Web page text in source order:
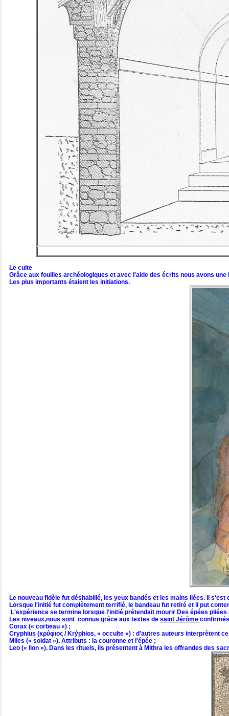
Le culte
Grâce aux fouilles archéologiques et avec l'aide des écrits nous avons
Les plus importants étaient les initiations.
Le nouveau fidèle fut déshabillé, les yeux bandés et les mains liées. Il
Lorsque l'initié fut complètement terrifié, le bandeau fut retiré et il put
L'expérience se termine lorsque l'initié prétendait mourir Des épées
Les niveaux,nous sont connus grâce aux textes de saint Jérôme
Corax (« corbeau ») ;
Cryphius (κρύφιος / Krýphios, « occulte ») : d'autres auteurs interprètent
Miles (« soldat »). Attributs : la couronne et l'épée ;
Leo (« lion »). Dans les rituels, ils présentent à Mithra les offrandes des